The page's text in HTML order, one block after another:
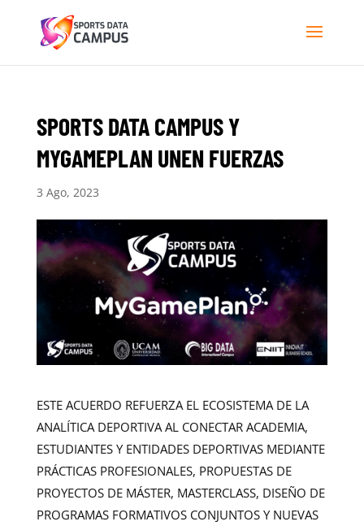
SPORTS DATA CAMPUS Y
MYGAMEPLAN UNEN FUERZAS
3 Ago, 2023
ESTE ACUERDO REFUERZA EL ECOSISTEMA DE LA
ANALÍTICA DEPORTIVA AL CONECTAR ACADEMIA,
ESTUDIANTES Y ENTIDADES DEPORTIVAS MEDIANTE
PRÁCTICAS PROFESIONALES, PROPUESTAS DE
PROYECTOS DE MÁSTER, MASTERCLASS, DISEÑO DE
PROGRAMAS FORMATIVOS CONJUNTOS Y NUEVAS